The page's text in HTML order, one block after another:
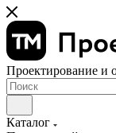
Проектирование и
Каталог